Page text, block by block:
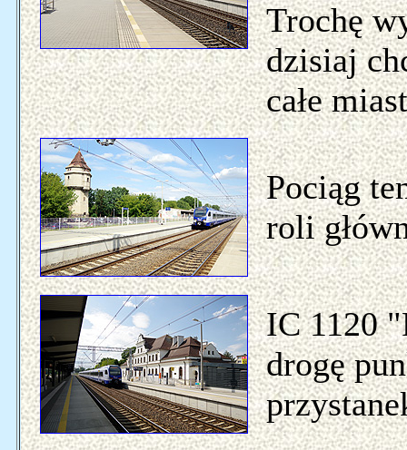
Trochę
dzisiaj
całe
Pociąg
roli
IC 1120
drogę